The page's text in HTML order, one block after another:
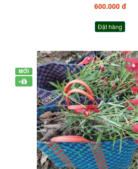
600.000 đ
Đặt hàng
MỚI
+